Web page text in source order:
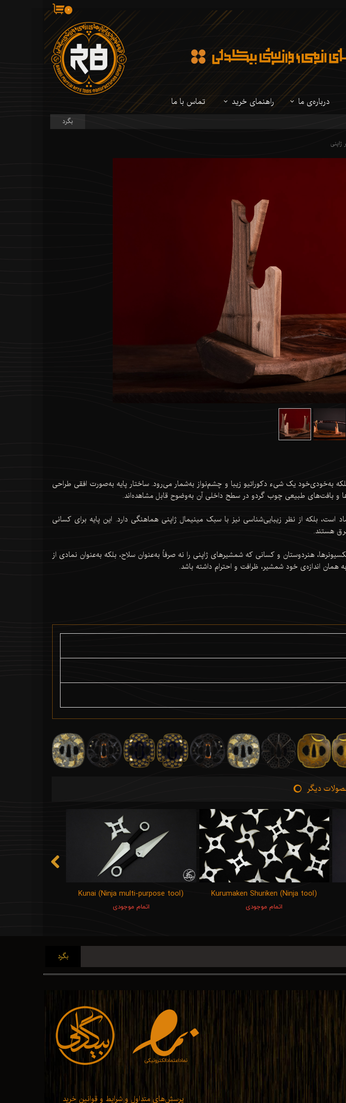
۰
بگرد
درباره‌ی ما
راهنمای خرید
تماس با ما
به‌خودی‌خود یک شیء دکوراتیو زیبا و چشم‌نواز به‌شمار می‌رود. ساختار پایه به‌صورت افقی طراحی
بافت‌های طبیعی چوب گردو در سطح داخلی آن به‌وضوح قابل مشاهده‌اند.
بلکه از نظر زیبایی‌شناسی نیز با سبک مینیمال ژاپنی هماهنگی دارد. این پایه برای کسانی
هستند.
کلکسیونرها، هنردوستان و کسانی که شمشیرهای ژاپنی را نه صرفاً به‌عنوان سلاح، بلکه به‌عنوان نمادی از
همان اندازه‌ی خود شمشیر، ظرافت و احترام داشته باشد.
Kunai (Ninja multi-purpose tool)
اتمام موجودی
Kurumaken Shuriken (Ninja tool)
اتمام موجودی
دیگر
بگرد
پرسش‌های متداول و شرایط و قوانین خرید